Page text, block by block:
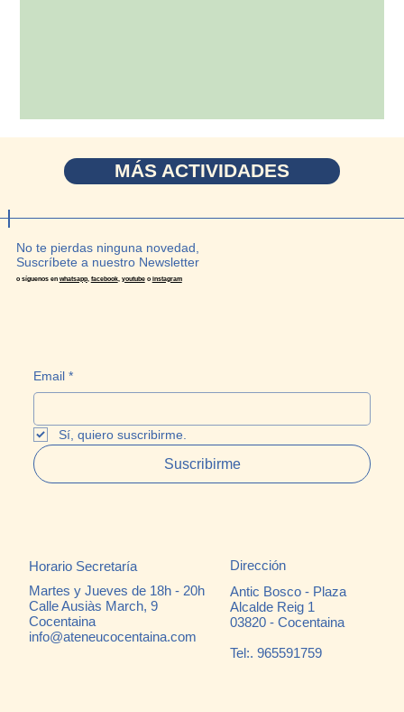
MÁS ACTIVIDADES
No te pierdas ninguna novedad,
Suscríbete a nuestro Newsletter
o síguenos en whatsapp, facebook, youtubeo instagram
Email *
Sí, quiero suscribirme.
Suscribirme
Dirección
Antic Bosco - Plaza
Alcalde Reig 1
03820 - Cocentaina
Tel:. 965591759
Horario Secretaría
Martes y Jueves de 18h - 20h
Calle Ausiàs March, 9
Cocentaina
info@ateneucocentaina.com